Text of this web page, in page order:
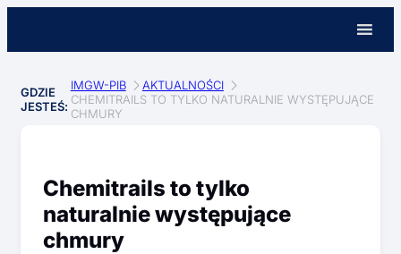
GDZIE
JESTEŚ:
IMGW-PIB
AKTUALNOŚCI
CHEMITRAILS TO TYLKO NATURALNIE WYSTĘPUJĄCE
CHMURY
Chemitrails to tylko
naturalnie występujące
chmury